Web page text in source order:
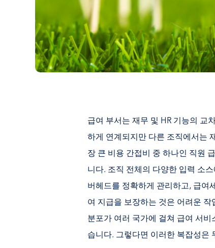
급여 부서는 재무 및 HR 기능의 교
하게 연계되지만 다른 조직에서는
장 큰 비용 간접비 중 하나인 직원
니다. 조직 전체의 다양한 입력 소
버헤드를 정확하게 관리하고, 급여
여 지급을 보장하는 것은 어려운
분포가 여러 국가에 걸쳐 급여 서
습니다. 그렇다면 이러한 복잡성은